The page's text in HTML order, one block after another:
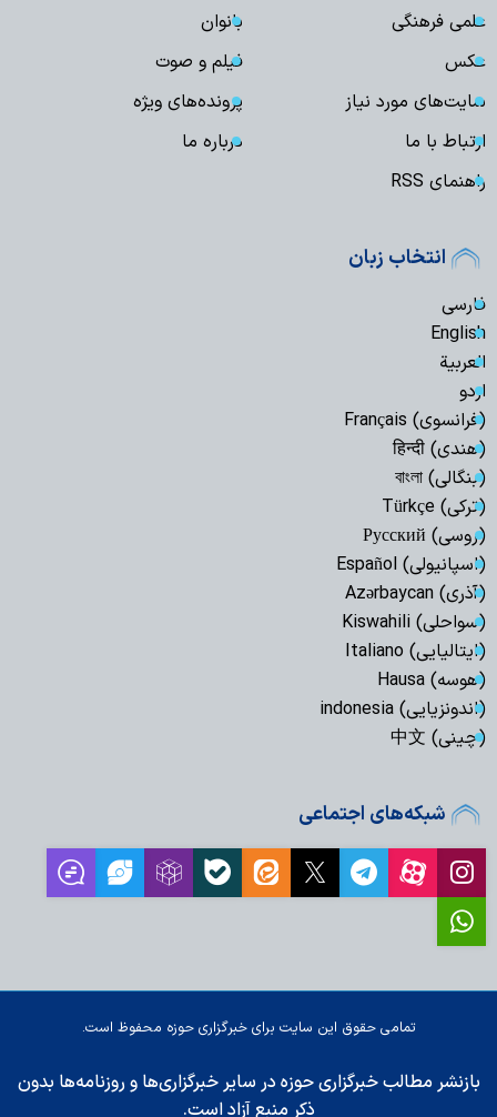
علمی فرهنگی
بانوان
عکس
فیلم و صوت
سایت‌های مورد نیاز
پرونده‌های ویژه
ارتباط با ما
درباره ما
راهنمای RSS
انتخاب زبان
فارسی
English
العربیة
اردو
(فرانسوی) Français
(هندی) हिन्दी
(بنگالی) বাংলা
(ترکی) Türkçe
(روسی) Русский
(اسپانیولی) Español
(آذری) Azərbaycan
(سواحلی) Kiswahili
(ایتالیایی) Italiano
(هوسه) Hausa
(اندونزیایی) indonesia
(چینی) 中文
شبکه‌های اجتماعی
تمامی حقوق این سایت برای خبرگزاری حوزه محفوظ است.
بازنشر مطالب خبرگزاری حوزه در سایر خبرگزاری‌ها و روزنامه‌ها بدون
ذکر منبع آزاد است.